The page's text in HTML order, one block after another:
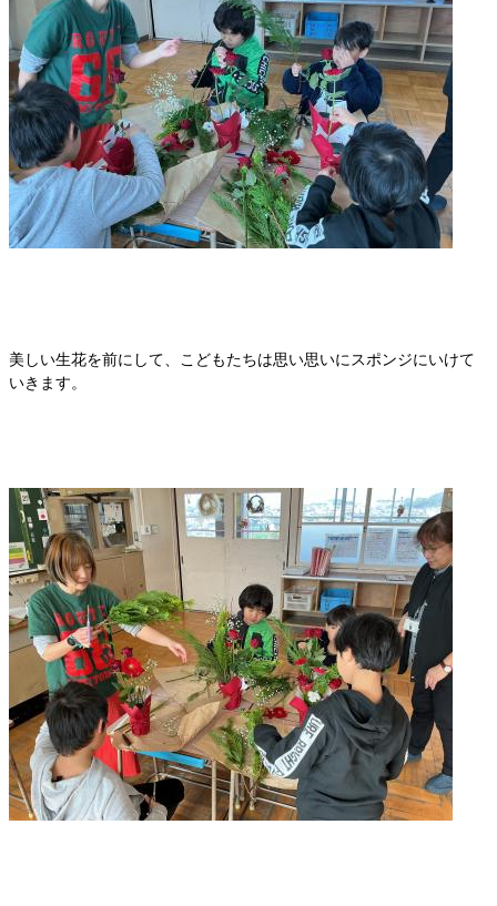
美しい生花を前にして、こどもたちは思い思いにスポンジにいけて
いきます。